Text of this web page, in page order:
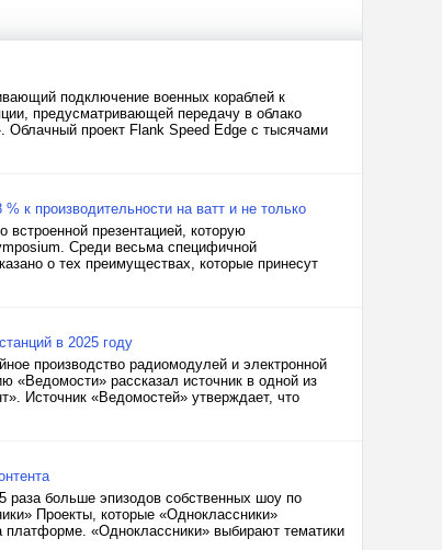
подключение военных кораблей к
предусматривающей передачу в облако
Облачный проект Flank Speed Edge с тысячами
к производительности на ватт и не только
встроенной презентацией, которую
Среди весьма специфичной
о тех преимуществах, которые принесут
в 2025 году
производство радиомодулей и электронной
«Ведомости» рассказал источник в одной из
Источник «Ведомостей» утверждает, что
раза больше эпизодов собственных шоу по
Проекты, которые «Одноклассники»
«Одноклассники» выбирают тематики